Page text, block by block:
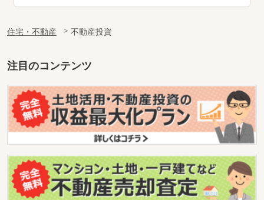
住宅・不動産 不動産投資
注目のコンテンツ